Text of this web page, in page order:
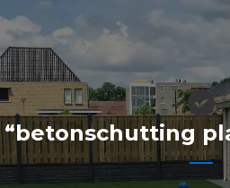
naar
de
inhoud
“betonschutting